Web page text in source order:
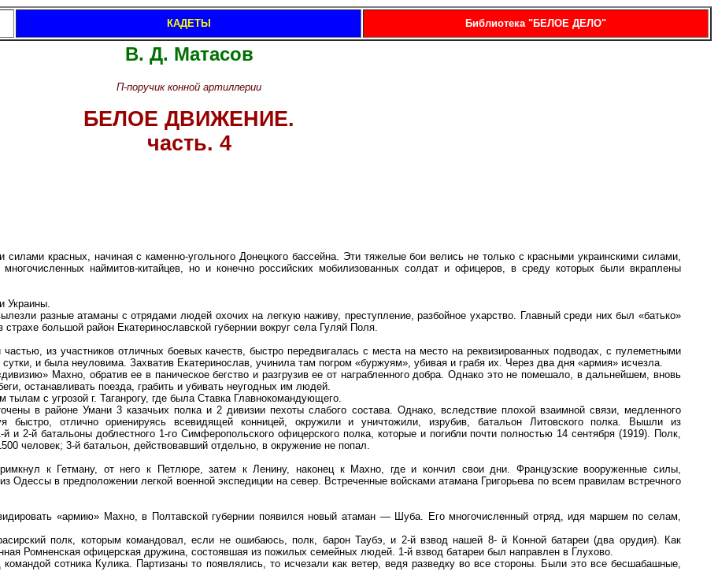
КАДЕТЫ Библиотека "БЕЛОЕ ДЕЛО"
В. Д. Матасов
П-поручик конной артиллерии
БЕЛОЕ ДВИЖЕНИЕ.
часть. 4
красных, начиная с каменно-угольного Донецкого бассейна. Эти тяжелые бои велись не только с красными украинскими силами,
наймитов-китайцев, но и конечно российских мобилизованных солдат и офицеров, в среду которых были вкраплены
Украины.
разные атаманы с отрядами людей охочих на легкую наживу, преступление, разбойное ухарство. Главный среди них был «батько»
большой район Екатеринославской губернии вокруг села Гуляй Поля.
из участников отличных боевых качеств, быстро передвигалась с места на место на реквизированных подводах, с пулеметными
и была неуловима. Захватив Екатеринослав, учинила там погром «буржуям», убивая и грабя их. Через два дня «армия» исчезла.
Махно, обратив ее в паническое бегство и разгрузив ее от награбленного добра. Однако это не помешало, в дальнейшем, вновь
останавливать поезда, грабить и убивать неугодных им людей.
с угрозой г. Таганрогу, где была Ставка Главнокомандующего.
в районе Умани 3 казачьих полка и 2 дивизии пехоты слабого состава. Однако, вследствие плохой взаимной связи, медленного
быстро, отлично ориенируясь всевидящей конницей, окружили и уничтожили, изрубив, батальон Литовского полка. Вышли из
2-й батальоны доблестного 1-го Симферопольского офицерского полка, которые и погибли почти полностью 14 сентября (1919). Полк,
человек; 3-й батальон, действовавший отдельно, в окружение не попал.
к Гетману, от него к Петлюре, затем к Ленину, наконец к Махно, где и кончил свои дни. Французские вооруженные силы,
в предположении легкой военной экспедиции на север. Встреченные войсками атамана Григорьева по всем правилам встречного
«армию» Махно, в Полтавской губернии появился новый атаман — Шуба. Его многочисленный отряд, идя маршем по селам,
полк, которым командовал, если не ошибаюсь, полк, барон Таубэ, и 2-й взвод нашей 8- й Конной батареи (два орудия). Как
Ромненская офицерская дружина, состоявшая из пожилых семейных людей. 1-й взвод батареи был направлен в Глухово.
сотника Кулика. Партизаны то появлялись, то исчезали как ветер, ведя разведку во все стороны. Были это все бесшабашные,